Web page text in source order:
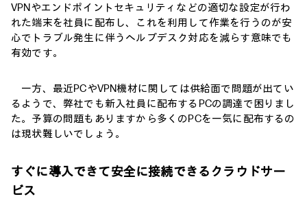
VPNやエンドポイントセキュリティなどの適切な設定が行わ
れた端末を社員に配布し、これを利用して作業を行うのが安
心でトラブル発生に伴うヘルプデスク対応を減らす意味でも
有効です。
一方、最近PCやVPN機材に関しては供給面で問題が出てい
るようで、弊社でも新入社員に配布するPCの調達で困りまし
た。予算の問題もありますから多くのPCを一気に配布するの
は現状難しいでしょう。
すぐに導入できて安全に接続できるクラウドサー
ビス